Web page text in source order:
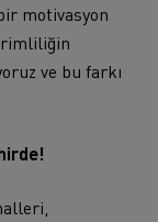
motivasyon
ve bu farkı